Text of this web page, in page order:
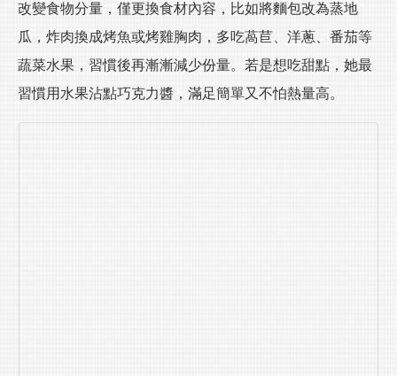
改變食物分量，僅更換食材內容，比如將麵包改為蒸地
瓜，炸肉換成烤魚或烤雞胸肉，多吃萵苣、洋蔥、番茄等
蔬菜水果，習慣後再漸漸減少份量。若是想吃甜點，她最
習慣用水果沾點巧克力醬，滿足簡單又不怕熱量高。